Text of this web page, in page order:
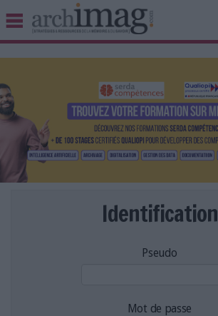
BIBLIOTHÈQUE ÉDITION
UNIVERS DATA
TRAVAIL COLLABORATIF
VIE NUMÉRIQUE
NUMÉRIQUE RESPONSABLE
Identification
Pseudo
Mot de passe